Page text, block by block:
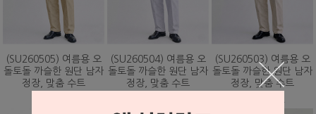
(SU260505) 여름용 오
돌토돌 까슬한 원단 남자
정장, 맞춤 수트
(SU260504) 여름용 오
돌토돌 까슬한 원단 남자
정장, 맞춤 수트
(SU260503) 여름용 오
돌토돌 까슬한 원단 남자
정장, 맞춤 수트